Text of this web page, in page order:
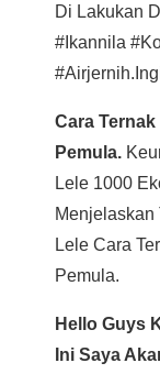
Di Lakukan
#ikannila
Cara
Pemula.
Lele 1000
Menjelaskan
Lele Cara
Pemula.
Hello Guys
Ini Saya